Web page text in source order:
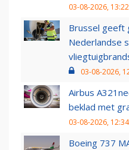
03-08-2026, 13:22
Brussel geeft
Nederlandse
03-08-2026,
Airbus
beklad met
03-08-2026, 12:34
Boeing 737